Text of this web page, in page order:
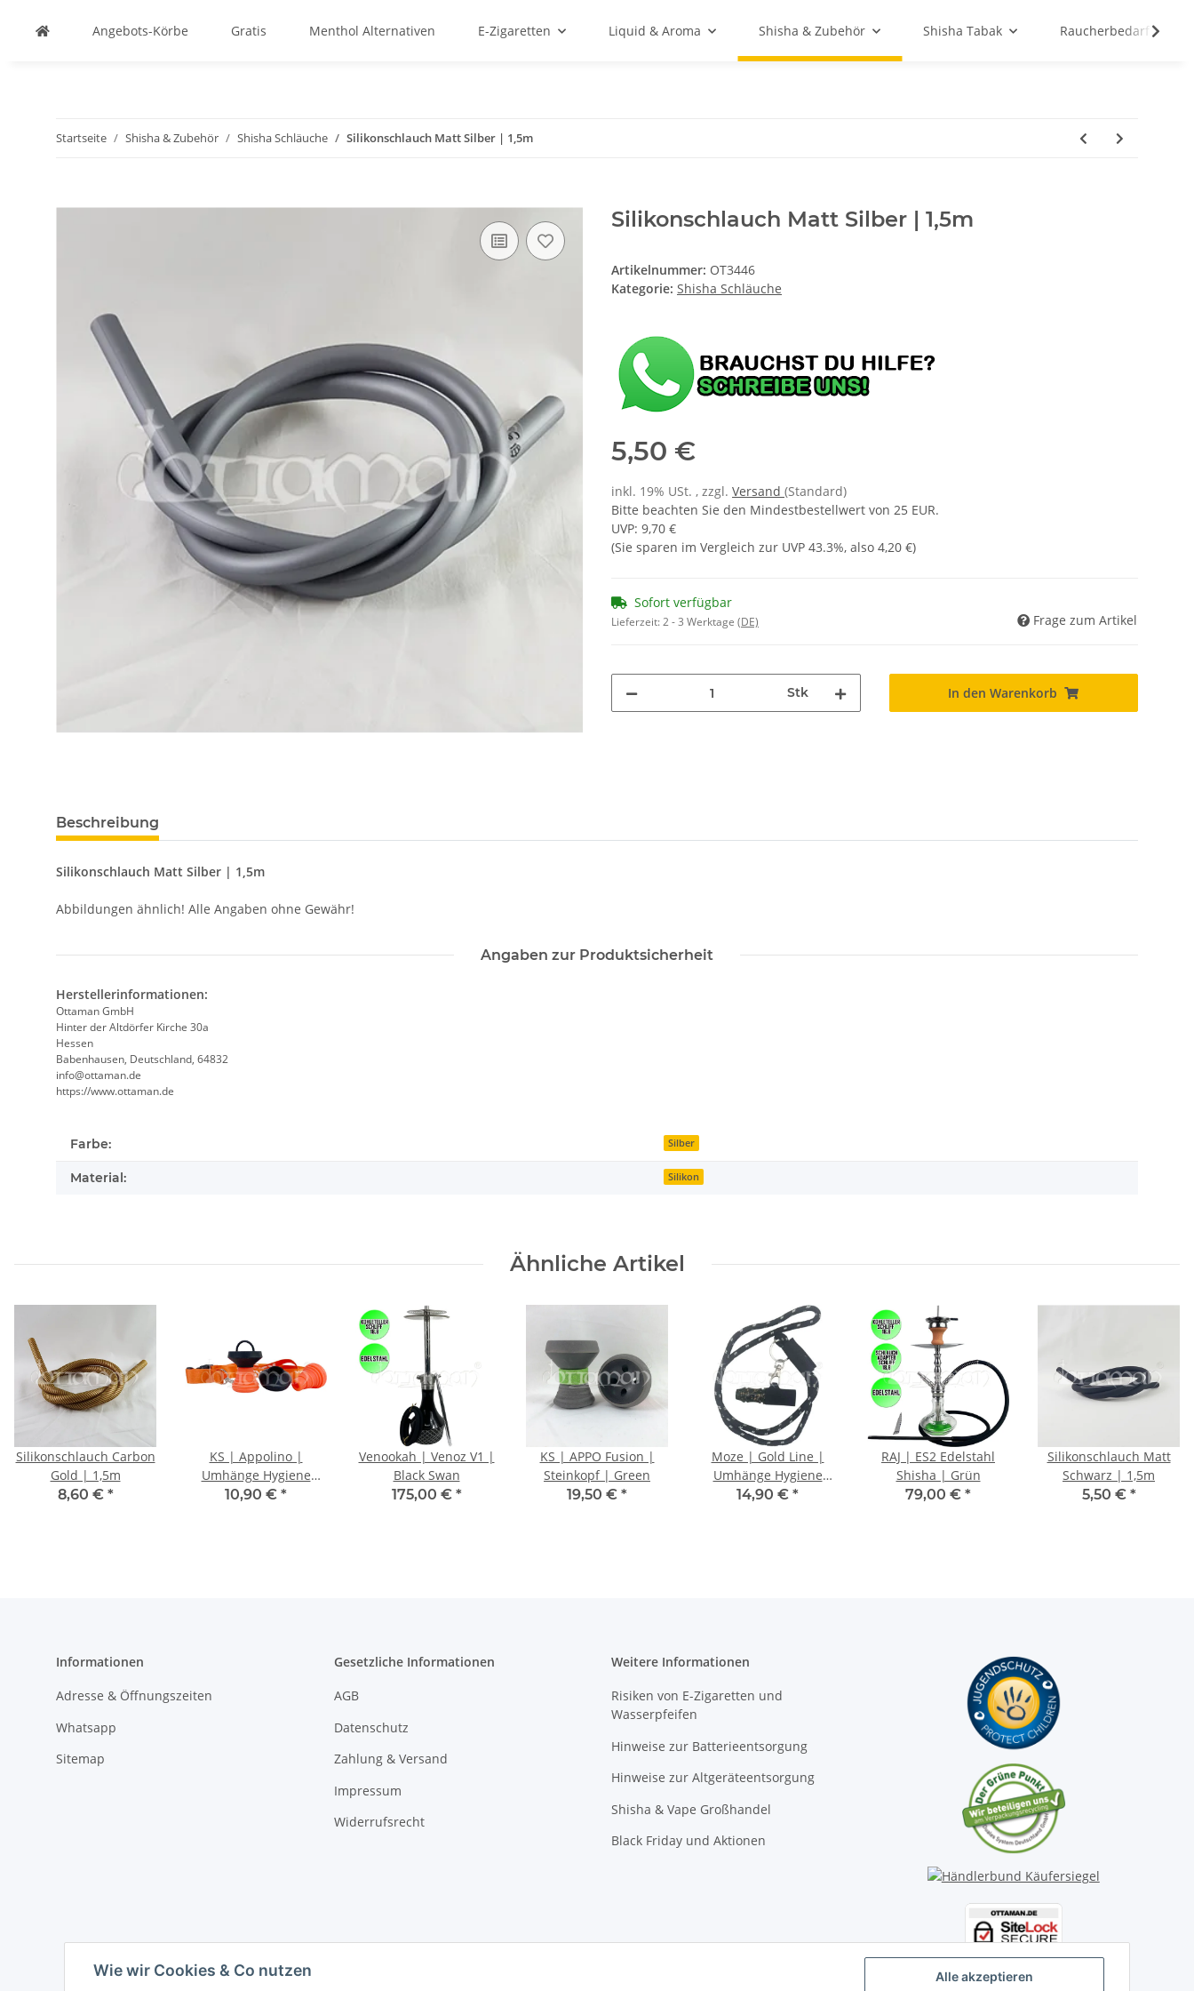
Angebots-Körbe Gratis Menthol Alternativen E-Zigaretten Liquid & Aroma Shisha & Zubehör Shisha Tabak Raucherbedarf
Startseite Shisha & Zubehör Shisha Schläuche Silikonschlauch Matt Silber | 1,5m
Silikonschlauch Matt Silber | 1,5m
Artikelnummer: OT3446
Kategorie: Shisha Schläuche
5,50 €
inkl. 19% USt. , zzgl. Versand (Standard)
Bitte beachten Sie den Mindestbestellwert von 25 EUR.
UVP: 9,70 €
(Sie sparen im Vergleich zur UVP 43.3%, also 4,20 €)
Sofort verfügbar
Lieferzeit:2 - 3 Werktage (DE) Frage zum Artikel
Stk In den Warenkorb
Beschreibung
Silikonschlauch Matt Silber | 1,5m
Abbildungen ähnlich! Alle Angaben ohne Gewähr!
Angaben zur Produktsicherheit
Herstellerinformationen:
Ottaman GmbH
Hinter der Altdörfer Kirche 30a
Hessen
Babenhausen, Deutschland, 64832
info@ottaman.de
https://www.ottaman.de
Farbe: Silber
Material: Silikon
Ähnliche Artikel
Silikonschlauch Carbon
Gold | 1,5m
8,60 € *
KS | Appolino |
Umhänge Hygiene
Mundstück | Orange
10,90 € *
Venookah | Venoz V1 |
Black Swan
175,00 € *
KS | APPO Fusion |
Steinkopf | Green
19,50 € *
Moze | Gold Line |
Umhänge Hygiene
Mundstück | Schwarz
14,90 € *
RAJ | ES2 Edelstahl
Shisha | Grün
79,00 € *
Silikonschlauch Matt
Schwarz | 1,5m
5,50 € *
Informationen
Adresse & Öffnungszeiten
Whatsapp
Sitemap
Gesetzliche Informationen
AGB
Datenschutz
Zahlung & Versand
Impressum
Widerrufsrecht
Weitere Informationen
Risiken von E-Zigaretten und
Wasserpfeifen
Hinweise zur Batterieentsorgung
Hinweise zur Altgeräteentsorgung
Shisha & Vape Großhandel
Black Friday und Aktionen
Wie wir Cookies & Co nutzen Alle akzeptieren